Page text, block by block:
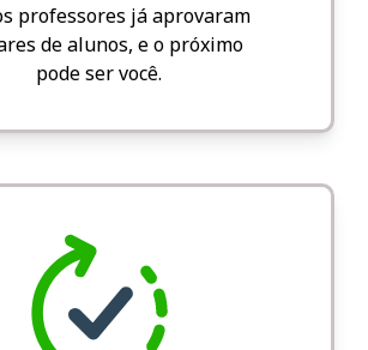
professores já aprovaram
de alunos, e o próximo
pode ser você.